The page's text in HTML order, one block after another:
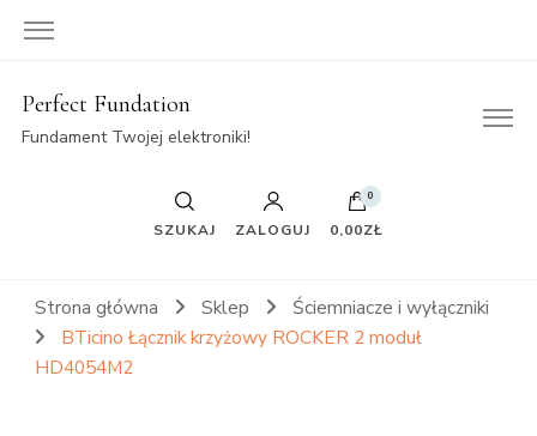
Perfect Fundation
Fundament Twojej elektroniki!
SZUKAJ ZALOGUJ
0
0,00ZŁ
Strona główna Sklep
Ściemniacze i wyłączniki
BTicino Łącznik krzyżowy ROCKER 2 moduł
HD4054M2